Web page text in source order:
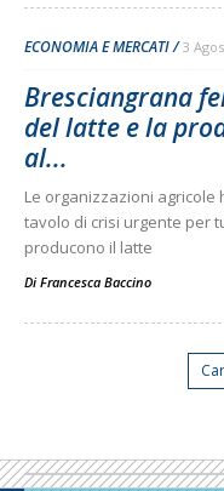
ECONOMIA E MERCATI 3
Bresciangrana
del latte e la
al...
Le organizzazioni
tavolo di crisi urgente per
producono il latte
Di Francesca Baccino